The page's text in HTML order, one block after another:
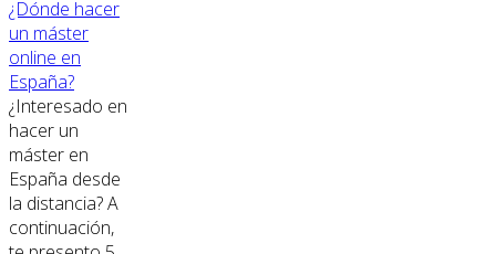
¿Dónde hacer
un máster
online en
España?
¿Interesado en
hacer un
máster en
España desde
la distancia? A
continuación,